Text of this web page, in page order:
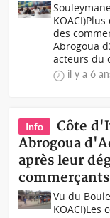
des
Abrogoua
acteurs du
il y a 6
Info
Côte
Abrogoua
après leur
Vu du